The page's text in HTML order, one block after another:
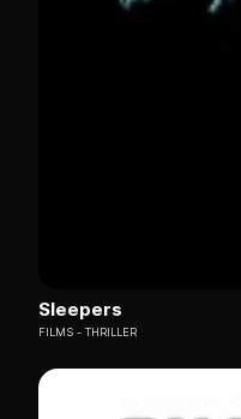
Sleepers
FILMS THRILLER